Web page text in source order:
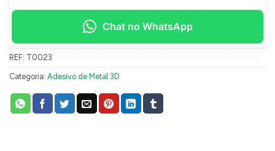
Chat no WhatsApp
REF: T0023
Categoria: Adesivo de Metal 3D